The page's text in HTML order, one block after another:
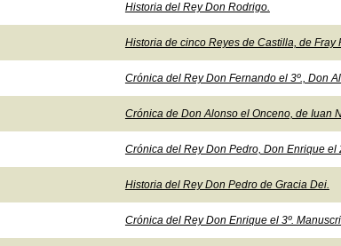
Historia del Rey Don Rodrigo.
Historia de cinco Reyes de Castilla, de Fray
Crónica del Rey Don Fernando el 3º., Don
Crónica de Don Alonso el Onceno, de Iuan
Crónica del Rey Don Pedro, Don Enrique el
Historia del Rey Don Pedro de Gracia Dei.
Crónica del Rey Don Enrique el 3º.